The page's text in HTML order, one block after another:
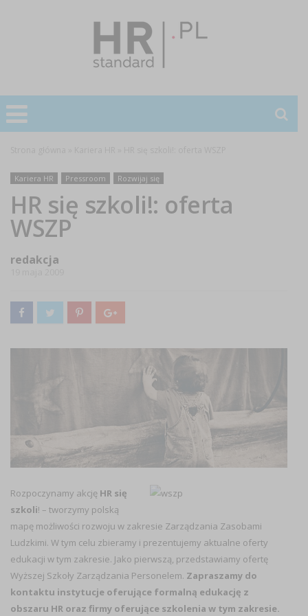
Kariera HR Pressroom Rozwijaj się
HR się szkoli!: oferta
WSZP
redakcja
Rozpoczynamy akcję HR się
szkoli! – tworzymy polską
mapę możliwości rozwoju w zakresie Zarządzania Zasobami
Ludzkimi. W tym celu zbieramy i prezentujemy aktualne oferty
edukacji w tym zakresie. Jako pierwszą, przedstawiamy ofertę
Wyższej Szkoły Zarządzania Personelem. Zapraszamy do
kontaktu instytucje oferujące formalną edukację z
obszaru HR oraz firmy oferujące szkolenia w tym zakresie.